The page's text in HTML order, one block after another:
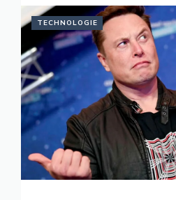
TECHNOLOGIE